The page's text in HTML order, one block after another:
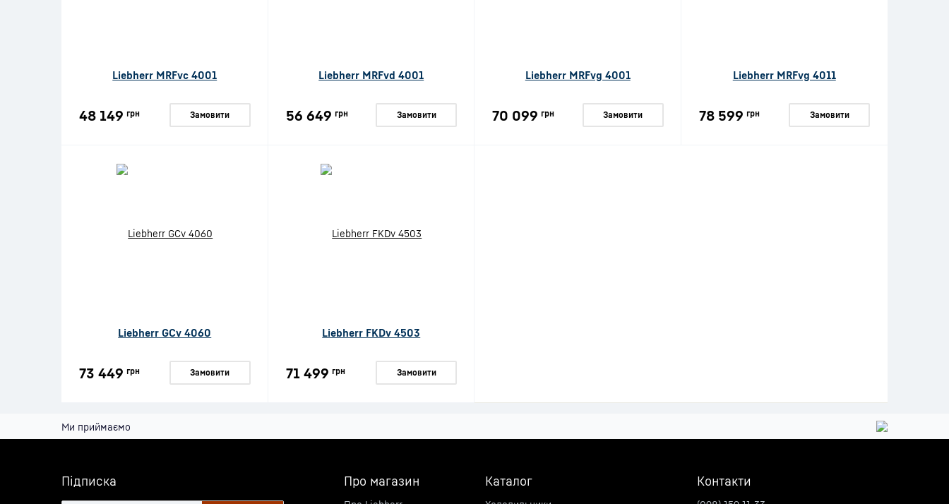
Liebherr MRFvc 4001
48 149 грн Замовити
Liebherr MRFvd 4001
56 649 грн Замовити
Liebherr MRFvg 4001
70 099 грн Замовити
Liebherr MRFvg 4011
78 599 грн Замовити
Liebherr GCv 4060
73 449 грн Замовити
Liebherr FKDv 4503
71 499 грн Замовити
Ми приймаємо
Підписка Про магазин Каталог Контакти